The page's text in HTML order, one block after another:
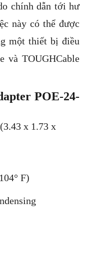
chính dẫn tới hư
này có thể được
một thiết bị điều
và TOUGHCable
POE-24-
x 1.73 x
F)